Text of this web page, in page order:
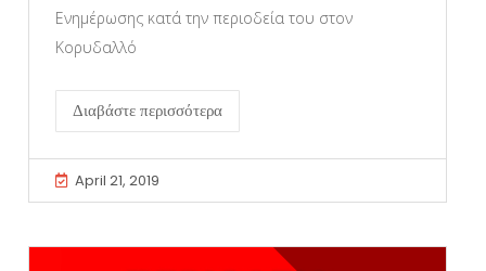
Ενημέρωσης κατά την περιοδεία του στον
Κορυδαλλό
Διαβάστε περισσότερα
April 21, 2019